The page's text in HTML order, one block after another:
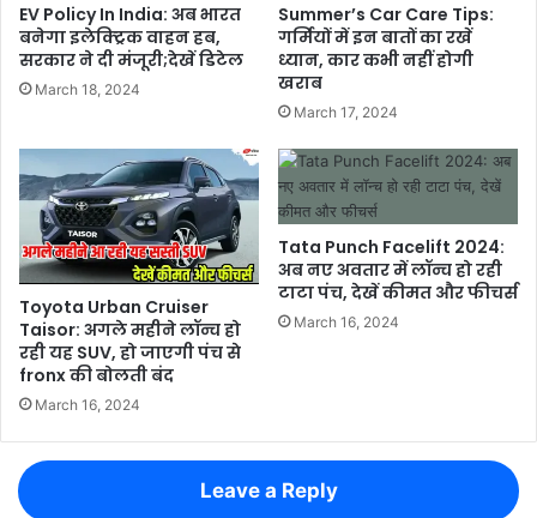
EV Policy In India: अब भारत
बनेगा इलेक्ट्रिक वाहन हब,
सरकार ने दी मंजूरी;देखें डिटेल
March 18, 2024
Summer’s Car Care Tips:
गर्मियों में इन बातों का रखें
ध्यान, कार कभी नहीं होगी
खराब
March 17, 2024
Toyota Urban Cruiser
Taisor: अगले महीने लॉन्च हो
रही यह SUV, हो जाएगी पंच से
fronx की बोलती बंद
March 16, 2024
Tata Punch Facelift 2024:
अब नए अवतार में लॉन्च हो रही
टाटा पंच, देखें कीमत और फीचर्स
March 16, 2024
Leave a Reply